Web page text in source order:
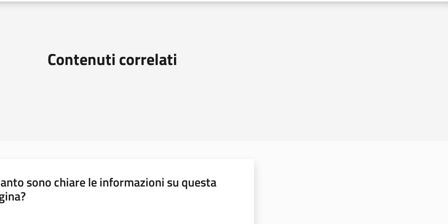
Contenuti correlati
sono chiare le informazioni su questa